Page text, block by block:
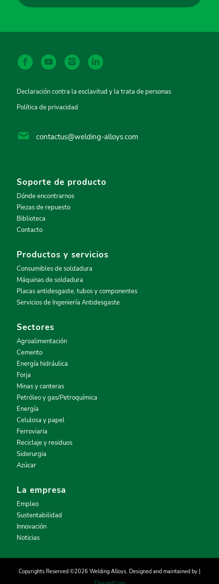
Declaración contra la esclavitud y la trata de personas
Política de privacidad
contactus@welding-alloys.com
Soporte de producto
Dónde encontrarnos
Piezas de repuesto
Biblioteca
Contacto
Productos y servicios
Consumibles de soldadura
Máquinas de soldadura
Placas antidesgaste, tubos y componentes
Servicios de Ingeniería Antidesgaste
Sectores
Agroalimentación
Cemento
Energía hidráulica
Forja
Minas y canteras
Petróleo y gas/Petroquímica
Energía
Celulosa y papel
Ferroviaria
Reciclaje y residuos
Siderurgia
Azúcar
La empresa
Empleo
Sustentabilidad
Innovación
Noticias
Copyrights Reserved ©2026 Welding Alloys. Designed and maintained by |